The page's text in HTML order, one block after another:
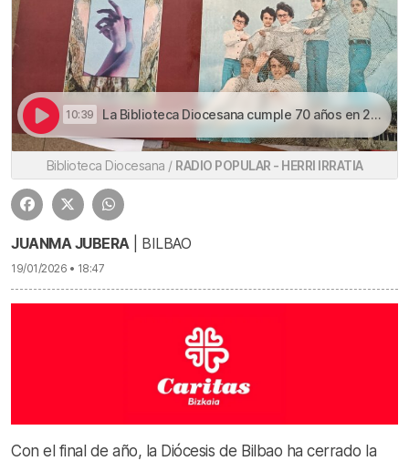
10:39 La Biblioteca Diocesana cumple 70 años en 2026 | La Biblioteca Diocesana cumple 70 años en 2026
Biblioteca Diocesana / RADIO POPULAR - HERRI IRRATIA
JUANMA JUBERA| BILBAO
19/01/2026 • 18:47
Con el final de año, la Diócesis de Bilbao ha cerrado la